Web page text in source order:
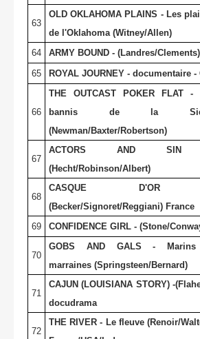
63
OLD OKLAHOMA PLAINS - Les
de l'Oklahoma (Witney/Allen)
64 ARMY BOUND - (Landres/Clements)
65
ROYAL JOURNEY - documentaire -
66
THE OUTCAST POKER FLAT -
bannis de la
(Newman/Baxter/Robertson)
67
ACTORS AND
(Hecht/Robinson/Albert)
68
CASQUE
(Becker/Signoret/Reggiani) France
69 CONFIDENCE GIRL - (Stone/
70
GOBS AND GALS -
marraines (Springsteen/Bernard)
71
CAJUN (LOUISIANA STORY) -
docudrama
72
THE RIVER - Le fleuve (Renoir/